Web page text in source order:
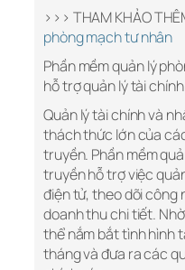
>>> THAM KHẢO
phòng mạch tư nhân
Phần mềm quản lý
hỗ trợ quản lý tài
Quản lý tài chính và
thách thức lớn của
truyền. Phần mềm
truyền hỗ trợ việc
điện tử, theo dõi công
doanh thu chi tiết.
thể nắm bắt tình hình
tháng và đưa ra các